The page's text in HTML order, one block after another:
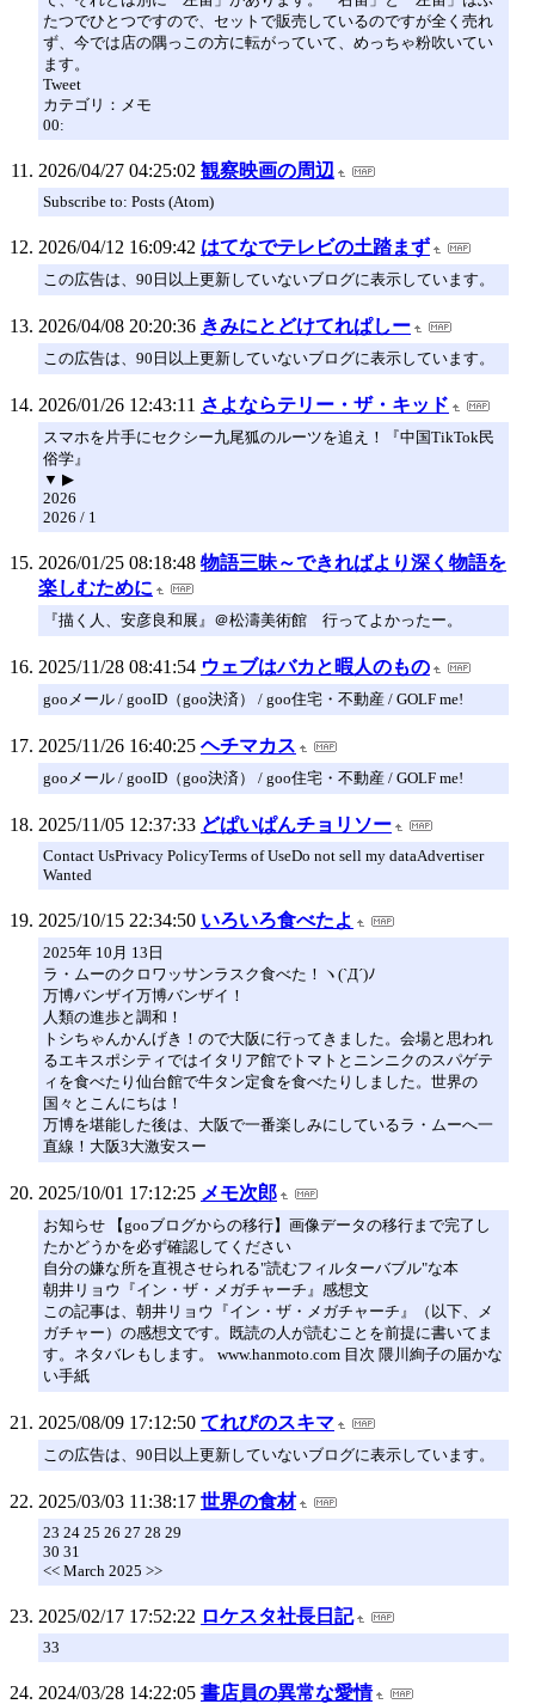
たつでひとつですので、セットで販売しているのですが全く売れ
ず、今では店の隅っこの方に転がっていて、めっちゃ粉吹いてい
ます。
Tweet
カテゴリ：メモ
00:
2026/04/27 04:25:02 観察映画の周辺
Subscribe to: Posts (Atom)
2026/04/12 16:09:42 はてなでテレビの土踏まず
この広告は、90日以上更新していないブログに表示しています。
2026/04/08 20:20:36 きみにとどけてれぱしー
この広告は、90日以上更新していないブログに表示しています。
2026/01/26 12:43:11 さよならテリー・ザ・キッド
スマホを片手にセクシー九尾狐のルーツを追え！『中国TikTok民
俗学』
▼ ▶
2026
2026 / 1
2026/01/25 08:18:48 物語三昧～できればより深く物語を
楽しむために
『描く人、安彦良和展』＠松濤美術館 行ってよかったー。
2025/11/28 08:41:54 ウェブはバカと暇人のもの
gooメール / gooID（goo決済） / goo住宅・不動産 / GOLF me!
2025/11/26 16:40:25 ヘチマカス
gooメール / gooID（goo決済） / goo住宅・不動産 / GOLF me!
2025/11/05 12:37:33 どぱいぱんチョリソー
Contact UsPrivacy PolicyTerms of UseDo not sell my dataAdvertiser
Wanted
2025/10/15 22:34:50 いろいろ食べたよ
2025年 10月 13日
ラ・ムーのクロワッサンラスク食べた！ヽ(`Д´)ﾉ
万博バンザイ万博バンザイ！
人類の進歩と調和！
トシちゃんかんげき！ので大阪に行ってきました。会場と思われ
るエキスポシティではイタリア館でトマトとニンニクのスパゲテ
ィを食べたり仙台館で牛タン定食を食べたりしました。世界の
国々とこんにちは！
万博を堪能した後は、大阪で一番楽しみにしているラ・ムーへ一
直線！大阪3大激安スー
2025/10/01 17:12:25 メモ次郎
お知らせ 【gooブログからの移行】画像データの移行まで完了し
たかどうかを必ず確認してください
自分の嫌な所を直視させられる"読むフィルターバブル"な本
朝井リョウ『イン・ザ・メガチャーチ』感想文
この記事は、朝井リョウ『イン・ザ・メガチャーチ』（以下、メ
ガチャー）の感想文です。既読の人が読むことを前提に書いてま
す。ネタバレもします。 www.hanmoto.com 目次 隈川絢子の届かな
い手紙
2025/08/09 17:12:50 てれびのスキマ
この広告は、90日以上更新していないブログに表示しています。
2025/03/03 11:38:17 世界の食材
23 24 25 26 27 28 29
30 31
<< March 2025 >>
2025/02/17 17:52:22 ロケスタ社長日記
33
2024/03/28 14:22:05 書店員の異常な愛情